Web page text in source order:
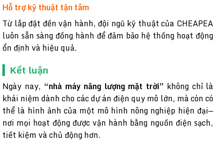
Hỗ trợ kỹ thuật tận tâm
Từ lắp đặt đến vận hành, đội ngũ kỹ thuật của CHEAPEA
luôn sẵn sàng đồng hành để đảm bảo hệ thống hoạt động
ổn định và hiệu quả.
Kết luận
Ngày nay, “nhà máy năng lượng mặt trời” không chỉ là
khái niệm dành cho các dự án điện quy mô lớn, mà còn có
thể là hình ảnh của một mô hình nông nghiệp hiện đại—
nơi mọi hoạt động được vận hành bằng nguồn điện sạch,
tiết kiệm và chủ động hơn.